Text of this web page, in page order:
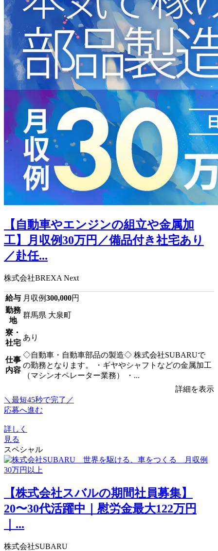
【自動車やエンジンの組立や金属加
工】月収例30万円／備品付き社宅あり
／赴任...
株式会社BREXA Next
給与 月収例300,000円
勤務
地
群馬県 大泉町
寮・
社宅
あり
仕事
内容
◇自動車・自動車部品の製造◇ 株式会社SUBARUで
の勤務となります。 ・ギヤやシャフトなどの金属加工
（マシンオペレーター業務） ・...
詳細を表示
＼最短45秒で完了／
応募へ進む
詳しく
見る
スペシャル
【株式会社スバルの期間社員募集】
20〜30代活躍中｜慰労金最大122万円
｜...
株式会社SUBARU